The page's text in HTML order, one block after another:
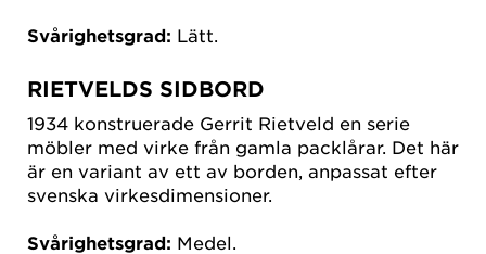
Svårighetsgrad: Lätt.
RIETVELDS SIDBORD
1934 konstruerade Gerrit Rietveld en serie
möbler med virke från gamla packlårar. Det här
är en variant av ett av borden, anpassat efter
svenska virkesdimensioner.
Svårighetsgrad: Medel.